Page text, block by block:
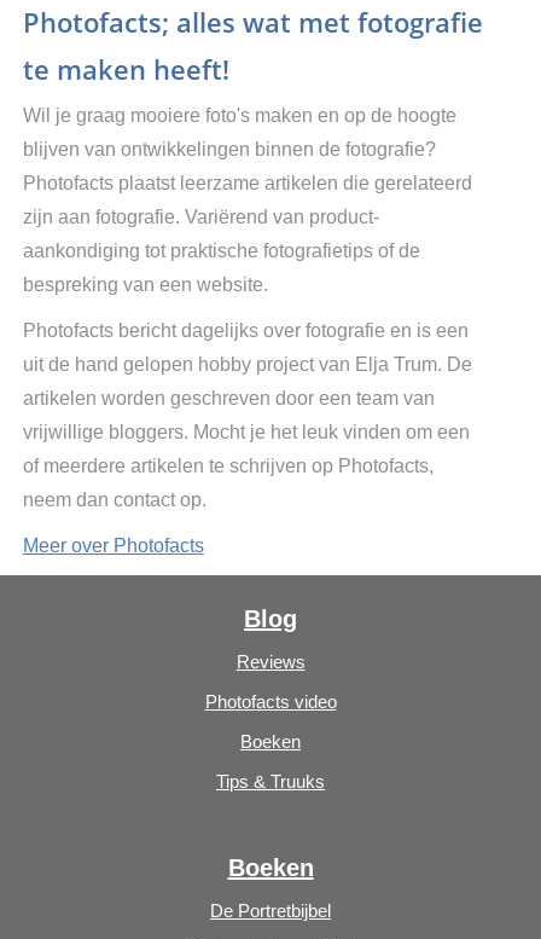
Photofacts; alles wat met fotografie
te maken heeft!
Wil je graag mooiere foto's maken en op de hoogte
blijven van ontwikkelingen binnen de fotografie?
Photofacts plaatst leerzame artikelen die gerelateerd
zijn aan fotografie. Variërend van product-
aankondiging tot praktische fotografietips of de
bespreking van een website.
Photofacts bericht dagelijks over fotografie en is een
uit de hand gelopen hobby project van Elja Trum. De
artikelen worden geschreven door een team van
vrijwillige bloggers. Mocht je het leuk vinden om een
of meerdere artikelen te schrijven op Photofacts,
neem dan contact op.
Meer over Photofacts
Blog
Reviews
Photofacts video
Boeken
Tips & Truuks
Boeken
De Portretbijbel